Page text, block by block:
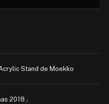
Stand de Moekko
2018」